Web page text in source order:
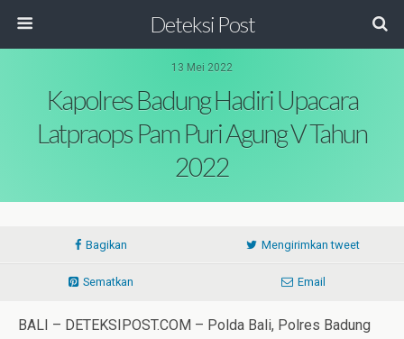
Deteksi Post
13 Mei 2022
Kapolres Badung Hadiri Upacara
Latpraops Pam Puri Agung V Tahun
2022
Bagikan Mengirimkan tweet
Sematkan Email
BALI – DETEKSIPOST.COM – Polda Bali, Polres Badung